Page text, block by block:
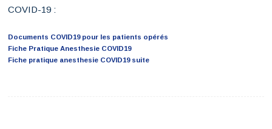
COVID-19 :
Documents COVID19 pour les patients opérés
Fiche Pratique Anesthesie COVID19
Fiche pratique anesthesie COVID19 suite